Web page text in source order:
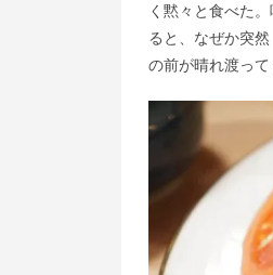
く黙々と食べた
ると、なぜか突
の前が晴れ渡って